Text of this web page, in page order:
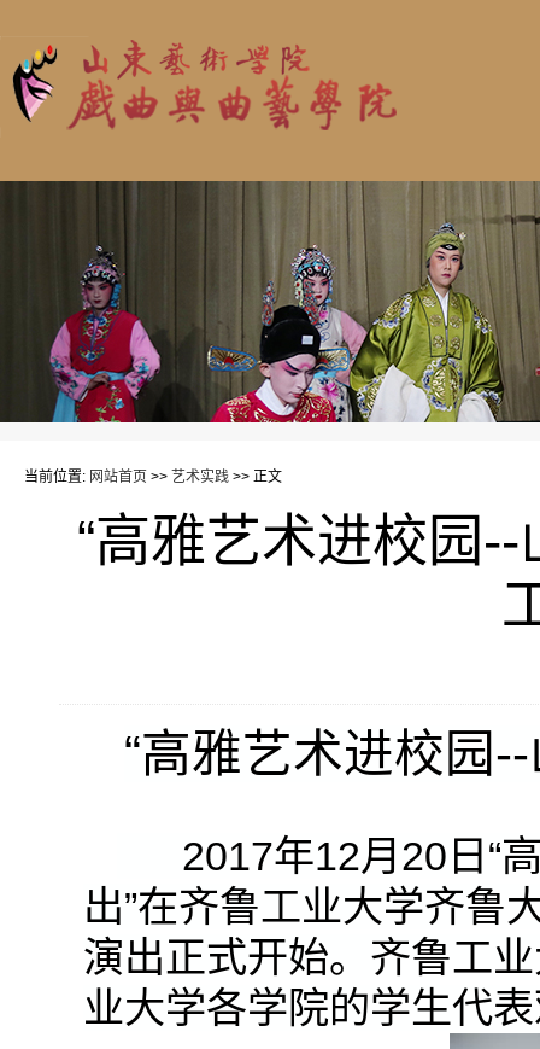
当前位置: 网站首页 >> 艺术实践 >> 正文
“高雅艺术进校园
“高雅艺术进校园
2017年12月20日“
出”在齐鲁工业大学齐鲁
演出正式开始。齐鲁工
业大学各学院的学生代